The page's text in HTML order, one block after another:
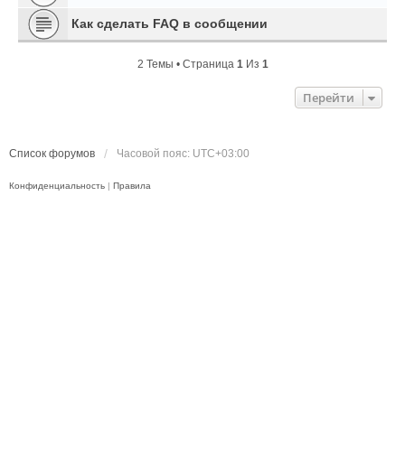
Как сделать FAQ в сообщении
2 Темы • Страница 1Из 1
Перейти
Список форумов Часовой пояс: UTC+03:00
Конфиденциальность | Правила